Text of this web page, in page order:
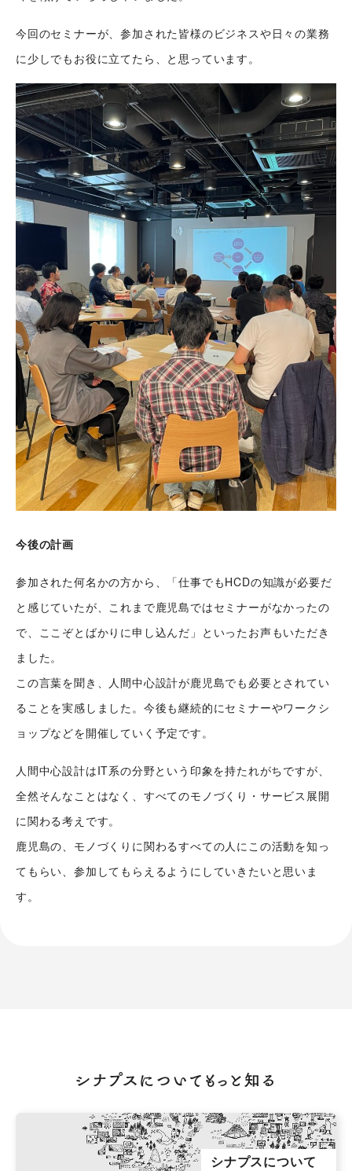
今回のセミナーが、参加された皆様のビジネスや日々の業務
に少しでもお役に立てたら、と思っています。
今後の計画
参加された何名かの方から、「仕事でもHCDの知識が必要だ
と感じていたが、これまで鹿児島ではセミナーがなかったの
で、ここぞとばかりに申し込んだ」といったお声もいただき
ました。
この言葉を聞き、人間中心設計が鹿児島でも必要とされてい
ることを実感しました。今後も継続的にセミナーやワークシ
ョップなどを開催していく予定です。
人間中心設計はIT系の分野という印象を持たれがちですが、
全然そんなことはなく、すべてのモノづくり・サービス展開
に関わる考えです。
鹿児島の、モノづくりに関わるすべての人にこの活動を知っ
てもらい、参加してもらえるようにしていきたいと思いま
す。
シナプスについてもっと知る
シナプスについて
シナプストップへ
シナプスについて
シナプスの経営理念
シナプスからの約束
シナプスの特長
数字で見るシナプス
サービス紹介
シナプスの技術
シナプスの技術力
シナプス技術者ブログ
座談会
シナプスの仕事と
人
職種紹介
スタッフ紹介
スタッフブログ
採用情報
採用エントリー
会社情報
会社概要
アクセス
沿革
お知らせ
お問い合わせ
公式Twitter
プライバシーポリシー